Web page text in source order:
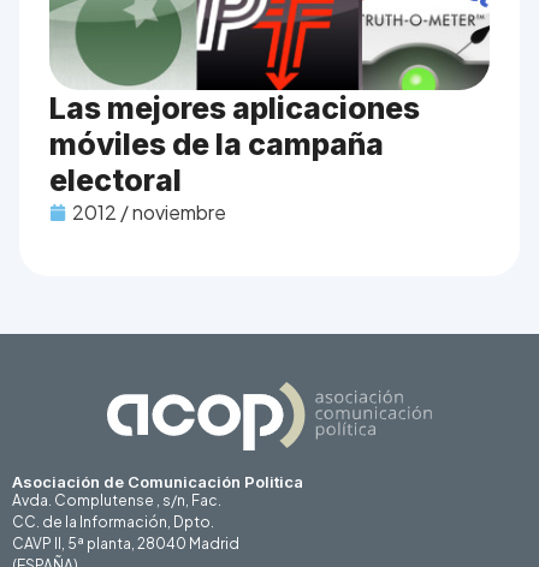
Las mejores aplicaciones
móviles de la campaña
electoral
2012 / noviembre
Asociación de Comunicación Politica
Avda. Complutense , s/n, Fac.
CC. de la Información, Dpto.
CAVP II, 5ª planta, 28040 Madrid